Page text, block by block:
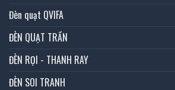
Đèn quạt QVIFA
ĐÈN QUẠT TRẦN
ĐÈN RỌI - THANH RAY
ĐÈN SOI TRANH